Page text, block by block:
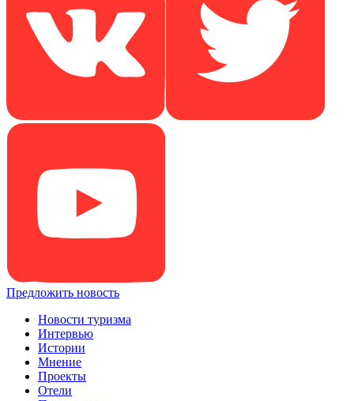
Предложить новость
Новости туризма
Интервью
Истории
Мнение
Проекты
Отели